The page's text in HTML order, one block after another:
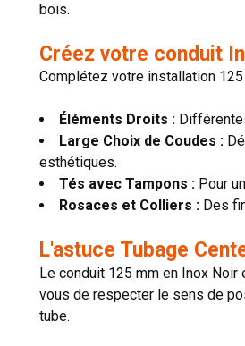
bois.
Créez votre conduit
Complétez votre installation
Éléments Droits :
Large Choix de Coudes :
esthétiques.
Tés avec Tampons : Pour
Rosaces et Colliers : Des
L'astuce Tubage
Le conduit 125 mm en Inox
vous de respecter le sens de
tube.